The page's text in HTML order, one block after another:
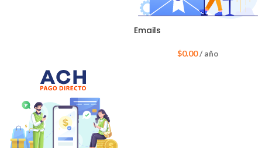
Emails
$0.00/ año